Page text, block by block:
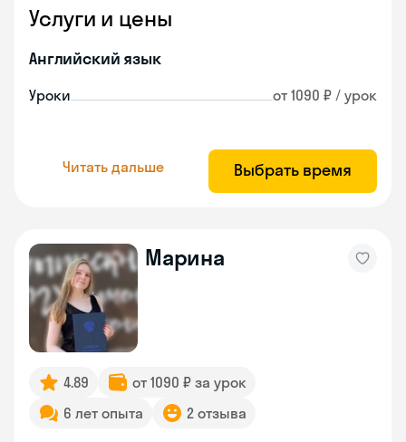
Услуги и цены
Английский язык
Уроки от 1090 ₽ / урок
Читать дальше Выбрать время
Марина
4.89
от 1090 ₽ за урок
6 лет опыта
2 отзыва